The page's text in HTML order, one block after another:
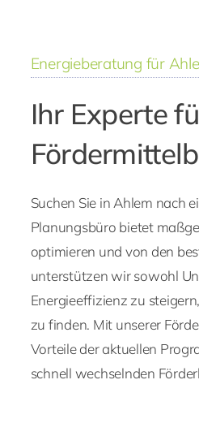
Energieberatung für
Ihr Experte
Suchen Sie in Ahlem nach
Planungsbüro bietet
optimieren und von den
unterstützen wir sowohl
Energieeffizienz zu
zu finden. Mit unserer
Vorteile der aktuellen
schnell wechselnden